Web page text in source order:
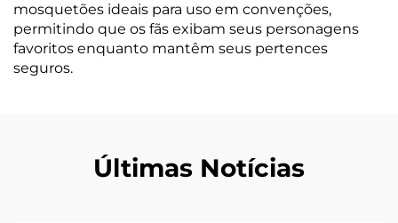
mosquetões ideais para uso em convenções,
permitindo que os fãs exibam seus personagens
favoritos enquanto mantêm seus pertences
seguros.
Últimas Notícias